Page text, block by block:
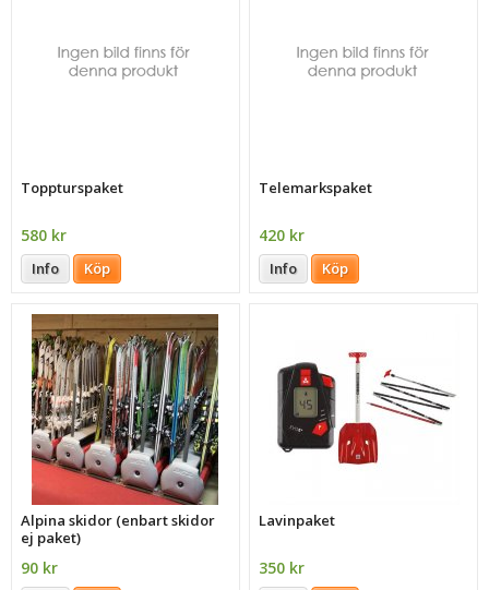
Toppturspaket
580 kr
Info Köp
Telemarkspaket
420 kr
Info Köp
Alpina skidor (enbart skidor
ej paket)
90 kr
Lavinpaket
350 kr